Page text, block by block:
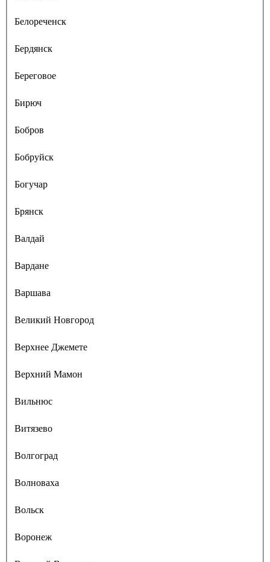
Белореченск
Бердянск
Береговое
Бирюч
Бобров
Бобруйск
Богучар
Брянск
Валдай
Вардане
Варшава
Великий Новгород
Верхнее Джемете
Верхний Мамон
Вильнюс
Витязево
Волгоград
Волноваха
Вольск
Воронеж